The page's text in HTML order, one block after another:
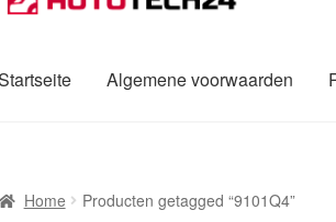
door
navigatie
naar
inhoud
Algemene voorwaarden
ons PrivacybeleidWereldwijde
Home Producten getagged “9101Q4”